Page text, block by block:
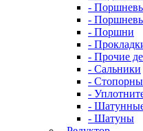
-
-
- Поршни
-
- Прочие
- Сальники
-
-
-
- Шатуны